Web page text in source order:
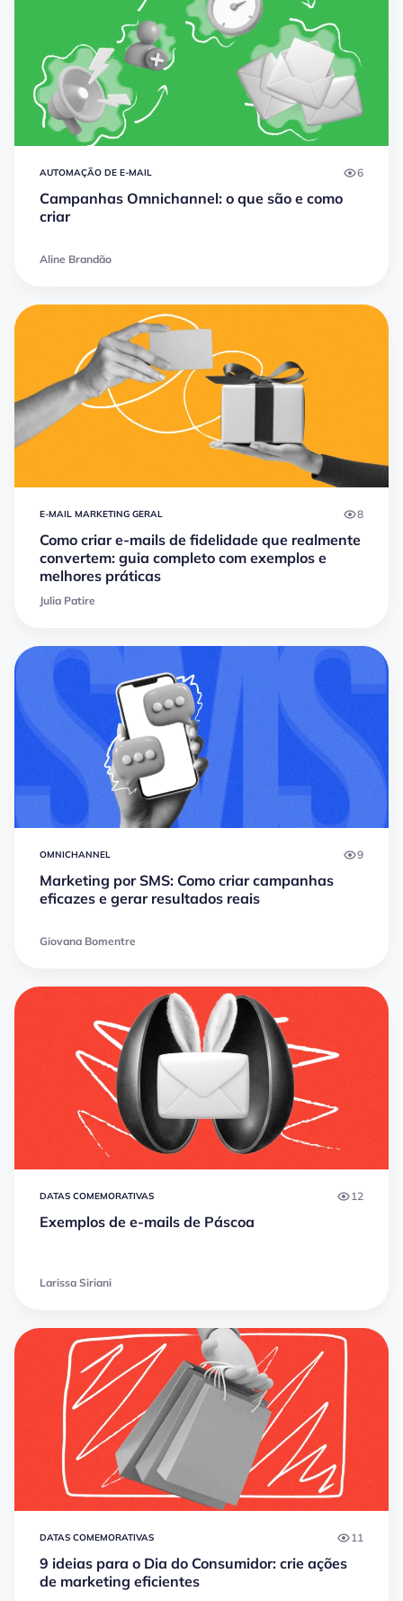
AUTOMAÇÃO DE E-MAIL 6
Campanhas Omnichannel: o que são e como
criar
Aline Brandão
E-MAIL MARKETING GERAL 8
Como criar e-mails de fidelidade que realmente
convertem: guia completo com exemplos e
melhores práticas
Julia Patire
OMNICHANNEL 9
Marketing por SMS: Como criar campanhas
eficazes e gerar resultados reais
Giovana Bomentre
DATAS COMEMORATIVAS 12
Exemplos de e-mails de Páscoa
Larissa Siriani
DATAS COMEMORATIVAS 11
9 ideias para o Dia do Consumidor: crie ações
de marketing eficientes